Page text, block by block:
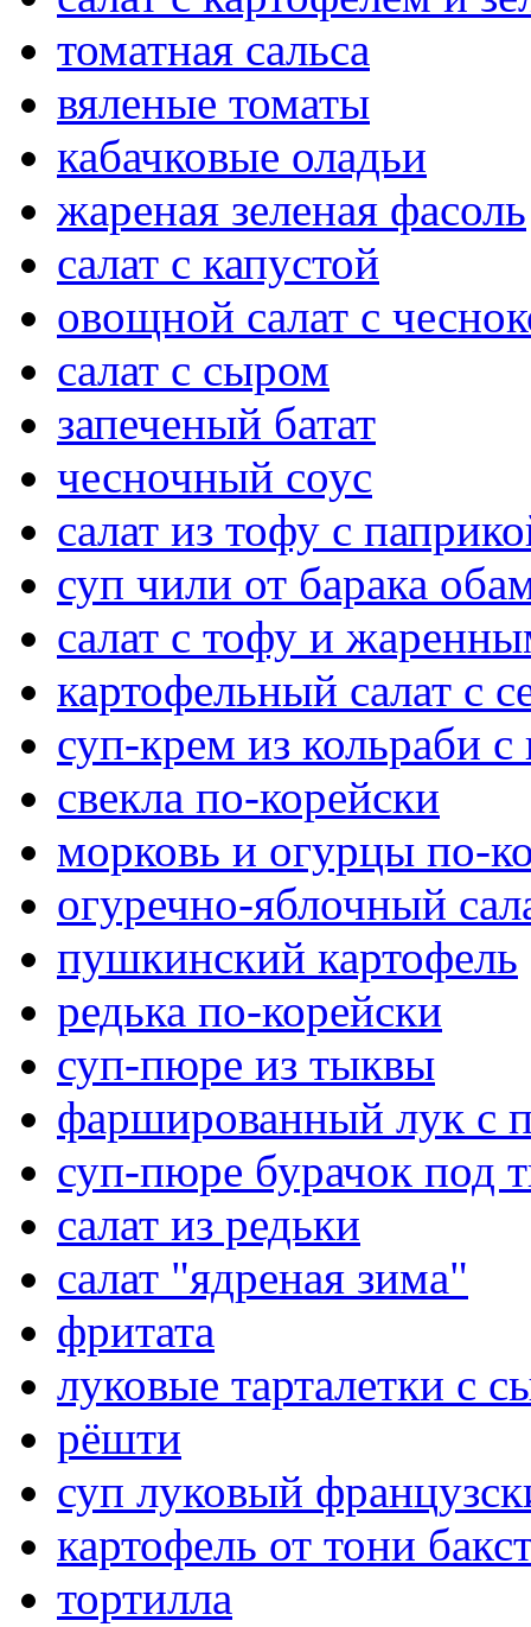
томатная сальса
вяленые томаты
кабачковые оладьи
жареная зеленая фасоль
салат с капустой
овощной салат с
салат с сыром
запеченый батат
чесночный соус
салат из тофу с
суп чили от барака
салат с тофу и
картофельный салат с
суп-крем из кольраби
свекла по-корейски
морковь и огурцы по-
огуречно-яблочный
пушкинский картофель
редька по-корейски
суп-пюре из тыквы
фаршированный лук с
суп-пюре бурачок под
салат из редьки
салат "ядреная зима"
фритата
луковые тарталетки с
рёшти
суп луковый
картофель от тони
тортилла